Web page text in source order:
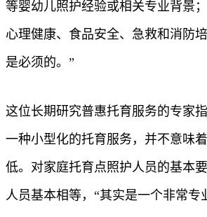
等婴幼儿照护经验或相关专业背景
心理健康、食品安全、急救和消防
是必须的。”
这位长期研究普惠托育服务的专家
一种小型化的托育服务，并不意味
低。对家庭托育点照护人员的基本
人员基本相等，“其实是一个非常专